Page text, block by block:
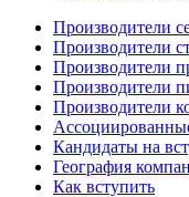
Производители
Производители
Производители
Производители
Производители
Кандидаты на
География
Как вступить